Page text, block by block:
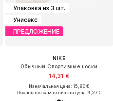
Упаковка из 3 шт.
Унисекс
ПРЕДЛОЖЕНИЕ
NIKE
Обычный Спортивные носки
14,31 €
Изначальная цена: 15,90 €
Последняя самая низкая цена:9,27 €